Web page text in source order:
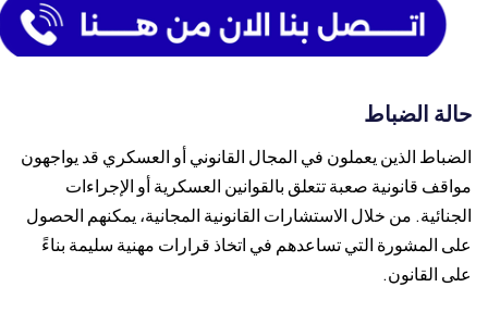
حالة الضباط
الضباط الذين يعملون في المجال القانوني أو العسكري قد يواجهون
مواقف قانونية صعبة تتعلق بالقوانين العسكرية أو الإجراءات
الجنائية. من خلال الاستشارات القانونية المجانية، يمكنهم الحصول
على المشورة التي تساعدهم في اتخاذ قرارات مهنية سليمة بناءً
على القانون.